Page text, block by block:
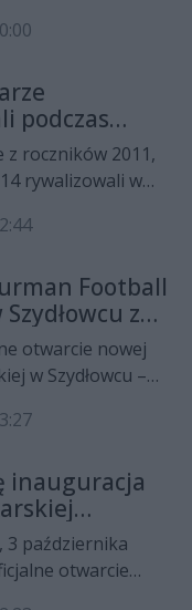
Furman
zawodnicy z
do 2015.
podczas
Football
z roczników 2011,
rywalizowali w
organizatorem
Football
z
otwarcie nowej
w Szydłowcu –
znany piłkarz,
inauguracja
treningu
3 października
otwarcie